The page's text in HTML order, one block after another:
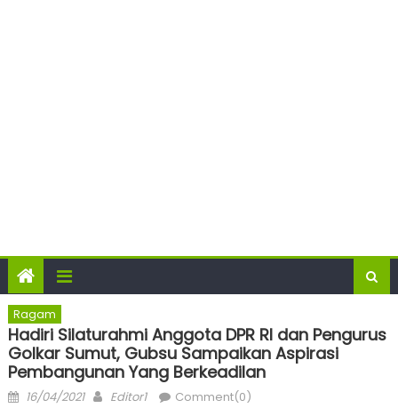
Ragam
Hadiri Silaturahmi Anggota DPR RI dan Pengurus
Golkar Sumut, Gubsu Sampaikan Aspirasi
Pembangunan Yang Berkeadilan
Posted
16/04/2021 Author
Editor1 Comment(0)